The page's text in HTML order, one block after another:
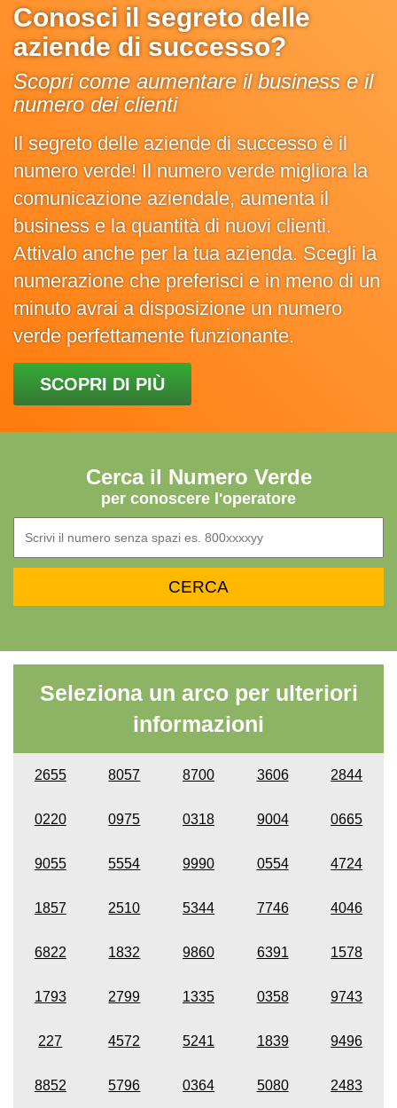
Conosci il segreto delle
aziende di successo?
Scopri come aumentare il business e il
numero dei clienti
Il segreto delle aziende di successo è il
numero verde! Il numero verde migliora la
comunicazione aziendale, aumenta il
business e la quantità di nuovi clienti.
Attivalo anche per la tua azienda. Scegli la
numerazione che preferisci e in meno di un
minuto avrai a disposizione un numero
verde perfettamente funzionante.
SCOPRI DI PIÙ
Cerca il Numero Verde
per conoscere l'operatore
Seleziona un arco per ulteriori
informazioni
2655 8057 8700 3606 2844
0220 0975 0318 9004 0665
9055 5554 9990 0554 4724
1857 2510 5344 7746 4046
6822 1832 9860 6391 1578
1793 2799 1335 0358 9743
227 4572 5241 1839 9496
8852 5796 0364 5080 2483